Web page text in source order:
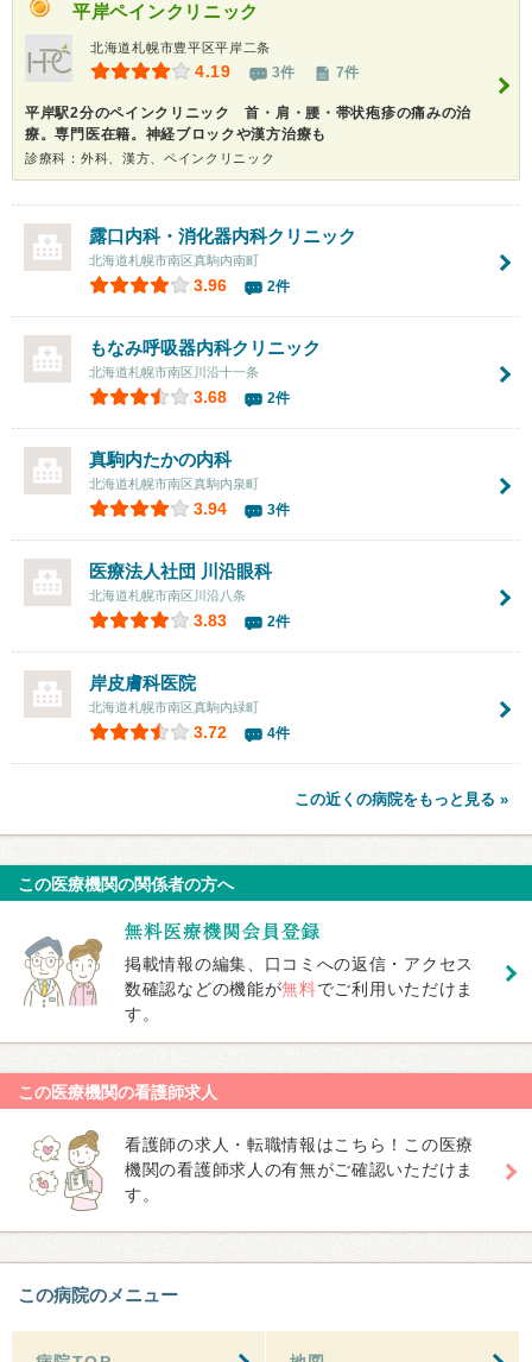
平岸ペインクリニック
北海道札幌市豊平区平岸二条
4.19 3件 7件
平岸駅2分のペインクリニック 首・肩・腰・帯状疱疹の痛みの治
療。専門医在籍。神経ブロックや漢方治療も
診療科：外科、漢方、ペインクリニック
露口内科・消化器内科クリニック
北海道札幌市南区真駒内南町
3.96 2件
もなみ呼吸器内科クリニック
北海道札幌市南区川沿十一条
3.68 2件
真駒内たかの内科
北海道札幌市南区真駒内泉町
3.94 3件
医療法人社団 川沿眼科
北海道札幌市南区川沿八条
3.83 2件
岸皮膚科医院
北海道札幌市南区真駒内緑町
3.72 4件
この近くの病院をもっと見る »
この医療機関の関係者の方へ
掲載情報の編集、口コミへの返信・アクセス
数確認などの機能が無料でご利用いただけま
す。
この医療機関の看護師求人
看護師の求人・転職情報はこちら！この医療
機関の看護師求人の有無がご確認いただけま
す。
この病院のメニュー